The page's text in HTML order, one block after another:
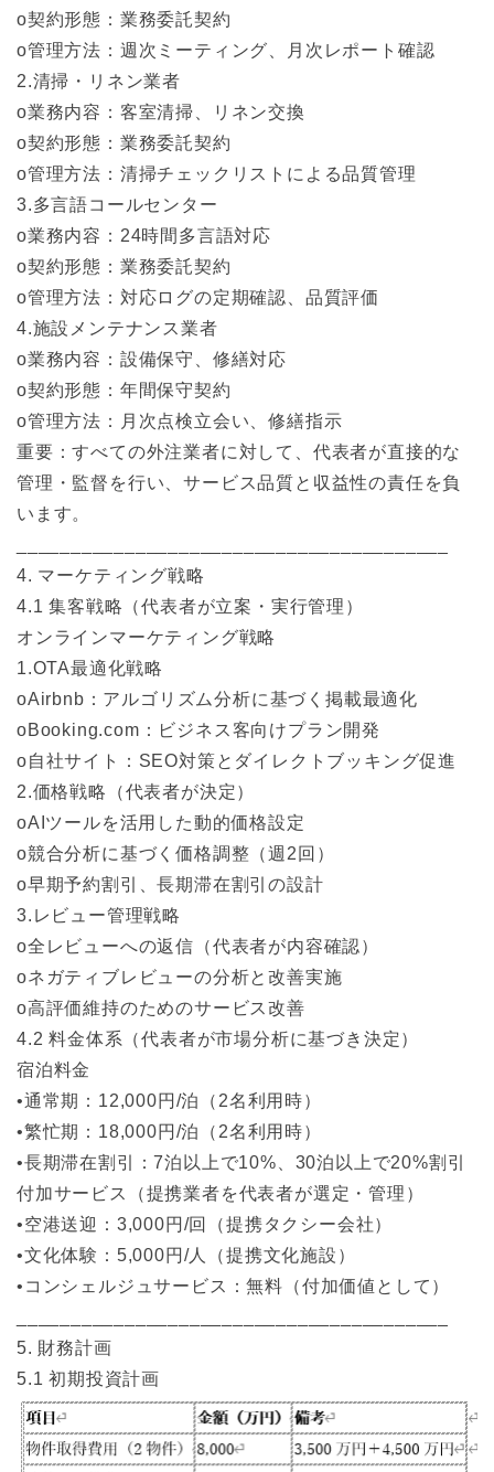
o契約形態：業務委託契約
o管理方法：週次ミーティング、月次レポート確認
2.清掃・リネン業者
o業務内容：客室清掃、リネン交換
o契約形態：業務委託契約
o管理方法：清掃チェックリストによる品質管理
3.多言語コールセンター
o業務内容：24時間多言語対応
o契約形態：業務委託契約
o管理方法：対応ログの定期確認、品質評価
4.施設メンテナンス業者
o業務内容：設備保守、修繕対応
o契約形態：年間保守契約
o管理方法：月次点検立会い、修繕指示
重要：すべての外注業者に対して、代表者が直接的な
管理・監督を行い、サービス品質と収益性の責任を負
います。
4. マーケティング戦略
4.1 集客戦略（代表者が立案・実行管理）
オンラインマーケティング戦略
1.OTA最適化戦略
oAirbnb：アルゴリズム分析に基づく掲載最適化
oBooking.com：ビジネス客向けプラン開発
o自社サイト：SEO対策とダイレクトブッキング促進
2.価格戦略（代表者が決定）
oAIツールを活用した動的価格設定
o競合分析に基づく価格調整（週2回）
o早期予約割引、長期滞在割引の設計
3.レビュー管理戦略
o全レビューへの返信（代表者が内容確認）
oネガティブレビューの分析と改善実施
o高評価維持のためのサービス改善
4.2 料金体系（代表者が市場分析に基づき決定）
宿泊料金
•通常期：12,000円/泊（2名利用時）
•繁忙期：18,000円/泊（2名利用時）
•長期滞在割引：7泊以上で10%、30泊以上で20%割引
付加サービス（提携業者を代表者が選定・管理）
•空港送迎：3,000円/回（提携タクシー会社）
•文化体験：5,000円/人（提携文化施設）
•コンシェルジュサービス：無料（付加価値として）
5. 財務計画
5.1 初期投資計画